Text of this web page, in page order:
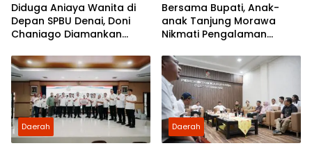
Diduga Aniaya Wanita di
Depan SPBU Denai, Doni
Chaniago Diamankan
Bersama Bupati, Anak-
anak Tanjung Morawa
Nikmati Pengalaman
Daerah Daerah